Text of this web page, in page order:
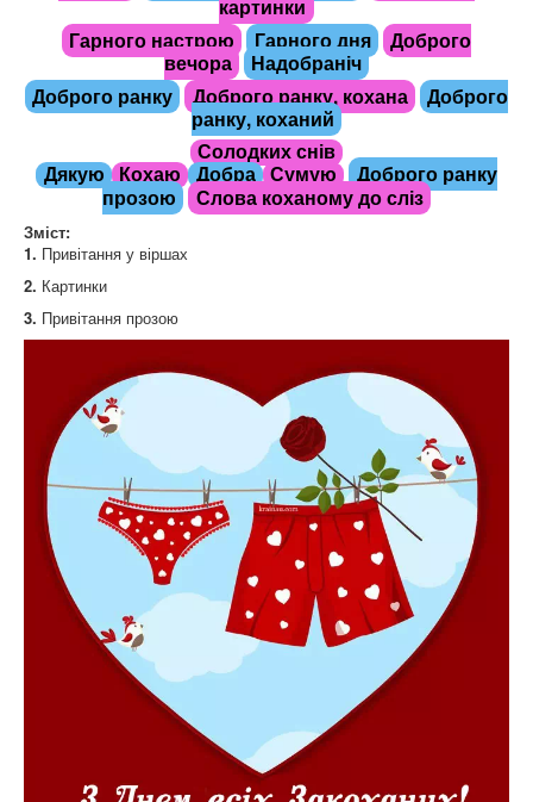
картинки
Гарного настрою
Гарного дня
Доброго
вечора
Надобраніч
Доброго ранку
Доброго ранку, кохана
Доброго
ранку, коханий
Солодких снів
Дякую
Кохаю Добра Сумую
Доброго ранку
прозою
Слова коханому до сліз
Зміст:
1. Привітання у віршах
2. Картинки
3. Привітання прозою